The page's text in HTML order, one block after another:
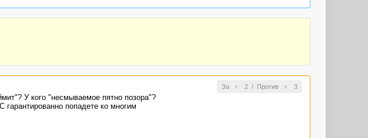
За 2/ Против 3
У кого "несмываемое пятно позора"?
попадете ко многим